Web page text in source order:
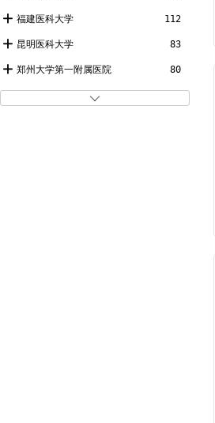
梁燕 33
周俊林 31
杨立 31
蔡祖龙 31

福建医科大学 112
昆明医科大学 83
郑州大学第一附属医院 80